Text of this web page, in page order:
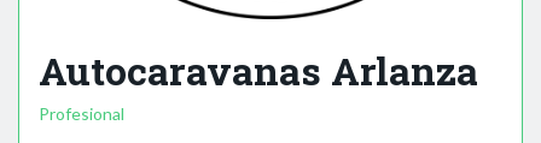
Autocaravanas Arlanza
Profesional